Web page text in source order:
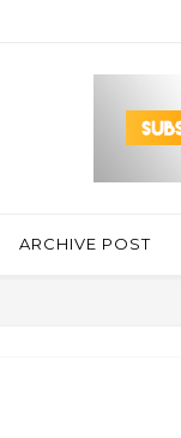
ARCHIVE POST